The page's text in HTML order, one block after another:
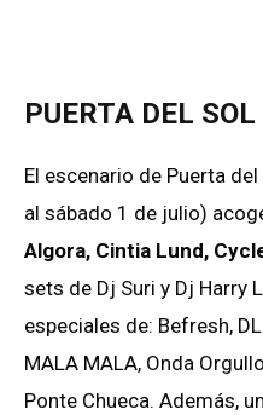
PUERTA DEL SOL
El escenario de Puerta
al sábado 1 de julio)
Algora, Cintia Lund,
sets de Dj Suri y Dj Harry
especiales de: Befresh,
MALA MALA, Onda
Ponte Chueca. Además,